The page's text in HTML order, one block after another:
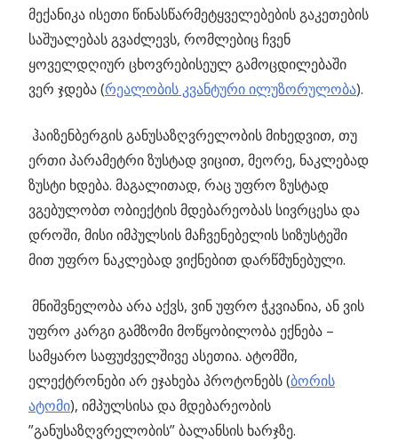
მექანიკა ისეთი წინასწარმეტყველებების გაკეთების
საშუალებას გვაძლევს, რომლებიც ჩვენ
ყოველდღიურ ცხოვრებისეულ გამოცდილებაში
ვერ ჯდება (რეალობის კვანტური ილუზორულობა).
ჰაიზენბერგის განუსაზღვრელობის მიხედვით, თუ
ერთი პარამეტრი ზუსტად ვიცით, მეორე, ნაკლებად
ზუსტი ხდება. მაგალითად, რაც უფრო ზუსტად
ვგებულობთ ობიექტის მდებარეობას სივრცესა და
დროში, მისი იმპულსის მაჩვენებელის სიზუსტეში
მით უფრო ნაკლებად ვიქნებით დარწმუნებული.
მნიშვნელობა არა აქვს, ვინ უფრო ჭკვიანია, ან ვის
უფრო კარგი გამზომი მოწყობილობა ექნება –
სამყარო საფუძველშივე ასეთია. ატომში,
ელექტრონები არ ეჯახება პროტონებს (ბორის
ატომი), იმპულსისა და მდებარეობის
”განუსაზღვრელობის” ბალანსის ხარჯზე.